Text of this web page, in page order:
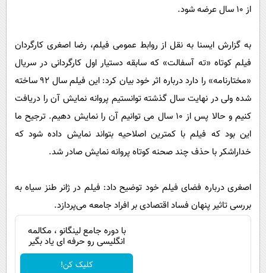
محیط زیست
سلامت
فرهنگی
حیات وحش
سیاست خارجی
از ۱۰ سال عرضه شود.
به گزارش ایسنا به نقل از روابط عمومی فیلم، رضا اصغری کارگردان
فیلم کوتاه «ته آسفالت» که سابقه دستیار اول کارگردانی در سریال
«مختارنامه» را دارد درباره اثر خود بیان کرد: این فیلم سال ۹۲ ساخته
شده ولی در نهایت سال گذشته توانستیم پروانه نمایش آن را دریافت
کنیم و حالا پس از ۱۰ سال می توانیم آن را نمایش دهیم. ترجیح ما
این بود که فیلم با کمترین اصلاحیه بتواند نمایش داده شود که
خداراشکر با حذف چند صحنه کوتاه پروانه نمایش صادر شد.
اصغری درباره فضای فیلم خود توضیح داد: فیلم در ژانر طنز سیاه به
بررسی تاثیر پنهان فساد اقتصادی بر افراد جامعه می‌پردازد.
با دوره جامع لینگانو ، مکالمه
انگلیسی رو حرفه ای یاد بگیر
کلیک کن!